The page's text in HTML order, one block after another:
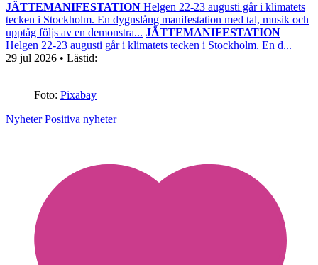
JÄTTEMANIFESTATION Helgen 22-23 augusti går i klimatets
tecken i Stockholm. En dygnslång manifestation med tal, musik och
upptåg följs av en demonstra... JÄTTEMANIFESTATION
Helgen 22-23 augusti går i klimatets tecken i Stockholm. En d...
29 jul 2026 • Lästid:
Foto: Pixabay
Nyheter Positiva nyheter